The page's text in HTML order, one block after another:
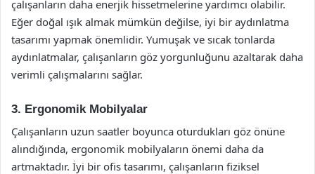
çalışanların daha enerjik hissetmelerine yardımcı olabilir.
Eğer doğal ışık almak mümkün değilse, iyi bir aydınlatma
tasarımı yapmak önemlidir. Yumuşak ve sıcak tonlarda
aydınlatmalar, çalışanların göz yorgunluğunu azaltarak daha
verimli çalışmalarını sağlar.
3. Ergonomik Mobilyalar
Çalışanların uzun saatler boyunca oturdukları göz önüne
alındığında, ergonomik mobilyaların önemi daha da
artmaktadır. İyi bir ofis tasarımı, çalışanların fiziksel